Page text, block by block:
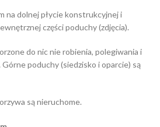
na dolnej płycie konstrukcyjnej i
części poduchy (zdjęcia).
do nic nie robienia, polegiwania i
poduchy (siedzisko i oparcie) są
są nieruchome.